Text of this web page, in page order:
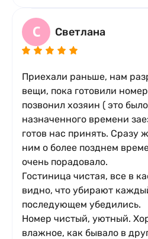
С Светлана
Приехали раньше, нам
вещи, пока готовили
позвонил хозяин ( это
назначенного времени
готов нас принять. Сразу
ним о более позднем
очень порадовало.
Гостиница чистая, все в
видно, что убирают
последующем убедились.
Номер чистый, уютный.
влажное, как бывало в